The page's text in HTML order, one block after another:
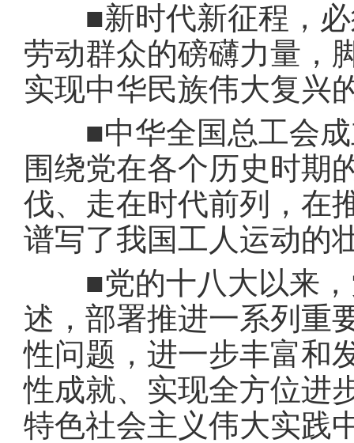
■新时代新征程，必
劳动群众的磅礴力量，
实现中华民族伟大复兴
■中华全国总工会成
围绕党在各个历史时期
伐、走在时代前列，在
谱写了我国工人运动的
■党的十八大以来，
述，部署推进一系列重
性问题，进一步丰富和
性成就、实现全方位进
特色社会主义伟大实践